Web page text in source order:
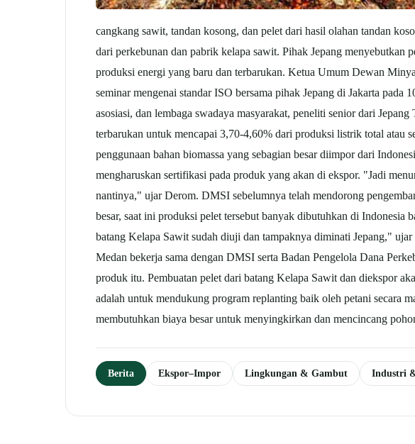
cangkang sawit, tandan kosong, dan pelet dari hasil olahan tandan
dari perkebunan dan pabrik kelapa sawit. Pihak Jepang menyebutkan
produksi energi yang baru dan terbarukan. Ketua Umum Dewan
seminar mengenai standar ISO bersama pihak Jepang di Jakarta
asosiasi, dan lembaga swadaya masyarakat, peneliti senior dari
terbarukan untuk mencapai 3,70-4,60% dari produksi listrik total
penggunaan bahan biomassa yang sebagian besar diimpor dari
mengharuskan sertifikasi pada produk yang akan di ekspor. "Jadi
nantinya," ujar Derom. DMSI sebelumnya telah mendorong
besar, saat ini produksi pelet tersebut banyak dibutuhkan di Indonesia
batang Kelapa Sawit sudah diuji dan tampaknya diminati Jepang,"
Medan bekerja sama dengan DMSI serta Badan Pengelola Dana
produk itu. Pembuatan pelet dari batang Kelapa Sawit dan diekspor
adalah untuk mendukung program replanting baik oleh petani secara
membutuhkan biaya besar untuk menyingkirkan dan mencincang
Berita Ekspor–Impor Lingkungan & Gambut Industri